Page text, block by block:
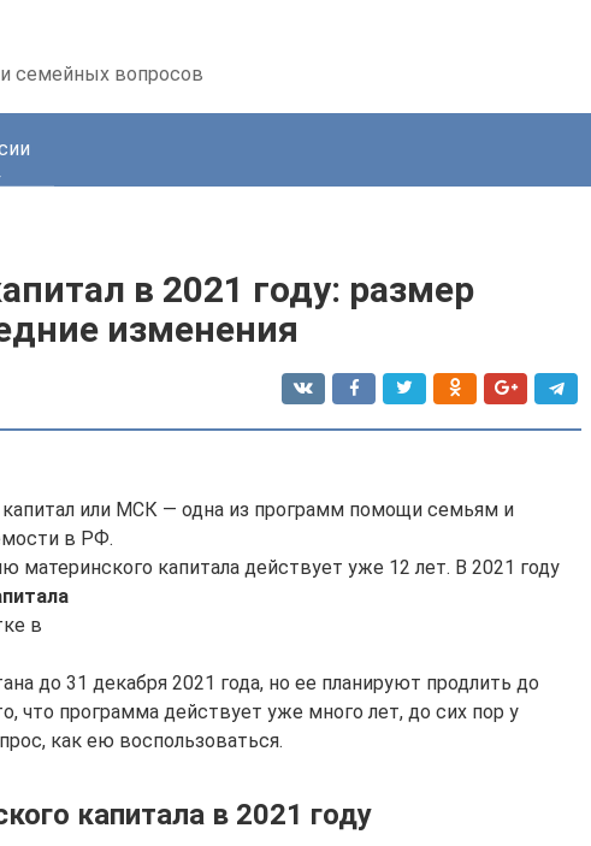
семейных вопросов
в 2021 году: размер
изменения
или МСК — одна из программ помощи семьям и
в РФ.
материнского капитала действует уже 12 лет. В 2021 году
в
до 31 декабря 2021 года, но ее планируют продлить до
что программа действует уже много лет, до сих пор у
как ею воспользоваться.
капитала в 2021 году